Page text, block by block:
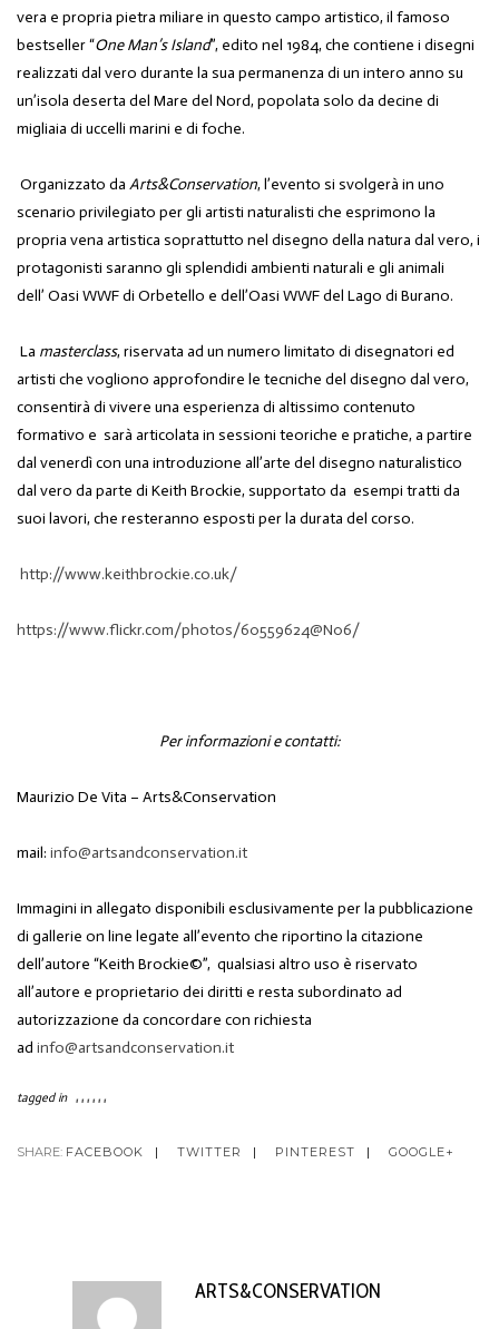
vera e propria pietra miliare in questo campo artistico, il famoso
bestseller “One Man’s Island”, edito nel 1984, che contiene i disegni
realizzati dal vero durante la sua permanenza di un intero anno su
un’isola deserta del Mare del Nord, popolata solo da decine di
migliaia di uccelli marini e di foche.
Organizzato da Arts&Conservation, l’evento si svolgerà in uno
scenario privilegiato per gli artisti naturalisti che esprimono la
propria vena artistica soprattutto nel disegno della natura dal vero, i
protagonisti saranno gli splendidi ambienti naturali e gli animali
dell’ Oasi WWF di Orbetello e dell’Oasi WWF del Lago di Burano.
La masterclass, riservata ad un numero limitato di disegnatori ed
artisti che vogliono approfondire le tecniche del disegno dal vero,
consentirà di vivere una esperienza di altissimo contenuto
formativo e sarà articolata in sessioni teoriche e pratiche, a partire
dal venerdì con una introduzione all’arte del disegno naturalistico
dal vero da parte di Keith Brockie, supportato da esempi tratti da
suoi lavori, che resteranno esposti per la durata del corso.
http://www.keithbrockie.co.uk/
https://www.flickr.com/photos/60559624@N06/
Per informazioni e contatti:
Maurizio De Vita – Arts&Conservation
mail: info@artsandconservation.it
Immagini in allegato disponibili esclusivamente per la pubblicazione
di gallerie on line legate all’evento che riportino la citazione
dell’autore “Keith Brockie©”, qualsiasi altro uso è riservato
all’autore e proprietario dei diritti e resta subordinato ad
autorizzazione da concordare con richiesta
ad info@artsandconservation.it
tagged in , , , , , ,
SHARE: FACEBOOK TWITTER PINTEREST GOOGLE+
ARTS&CONSERVATION